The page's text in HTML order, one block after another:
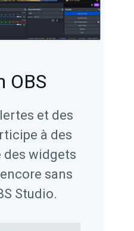
OBS
et des
à des
des widgets
sans
Studio.